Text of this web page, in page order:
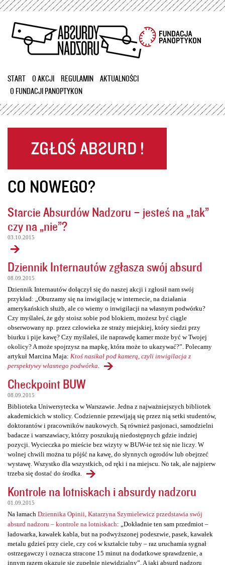
Przejdź
treści
START O AKCJI REGULAMIN
AKTUALNOŚCI
O FUNDACJI PANOPTYKON
CO NOWEGO?
Starcie Absurdów Nadzoru – jesteś na „tak”
czy na „nie”?
03.10.2015
Dziennik Internautów zgłasza swój absurd
08.09.2015
Dziennik Internautów dołączył się do naszej akcji i zgłosił nam swój
przykład: „Oburzamy się na inwigilację w internecie, na działania
amerykańskich służb, ale co wiemy o inwigilacji na własnym podwórku?
Czy myślałeś, że gdy stoisz sobie pod blokiem, możesz być ciągle
obserwowany np. przez człowieka ze straży miejskiej, który siedzi przy
biurku i pije kawę? Czy myślałeś, ile naprawdę kamer może być w Twojej
okolicy? A może spojrzysz na mapkę, która może to ukazywać?”. Polecamy
artykuł Marcina Maja: Ktoś nasikał pod kamerą, czyli inwigilacja z
perspektywy własnego podwórka
Checkpoint BUW
08.09.2015
Biblioteka Uniwersytecka w Warszawie. Jedna z najważniejszych bibliotek
akademickich w stolicy. Codziennie przewijają się przez nią setki studentów,
doktorantów i pracowników naukowych. Są również pasjonaci, samodzielni
badacze i warszawiacy, którzy poszukują niedostępnych gdzie indziej
pozycji. Wycieczka po mieście bez wizyty w BUW-ie też się nie liczy. W
wolnej chwili można tu pójść na kawę, do słynnych ogrodów lub obejrzeć
wystawę. Wszystko dla wszystkich, od ręki i na miejscu. No tak, ale najpierw
trzeba się dostać do środka.
Kontrole na lotniskach i absurdy nadzoru
01.09.2015
Na łamach Dziennika Opinii, Katarzyna Szymielewicz przedstawia swój
absurd nadzoru – kontrole na lotniskach: „Dokładnie ten sam przedmiot –
ładowarka, kawałek kabla, but na podwyższonej podeszwie, pasek, kawałek
metalu gdzieś przy ciele, czy coś w kształcie tuby – raz uruchamia sygnał
ostrzegawczy i oznacza stracone 15 minut na dodatkowe sprawdzenie, a
innym razem okazuje się zupełnie niewidzialny”. A jaki absurd nadzoru